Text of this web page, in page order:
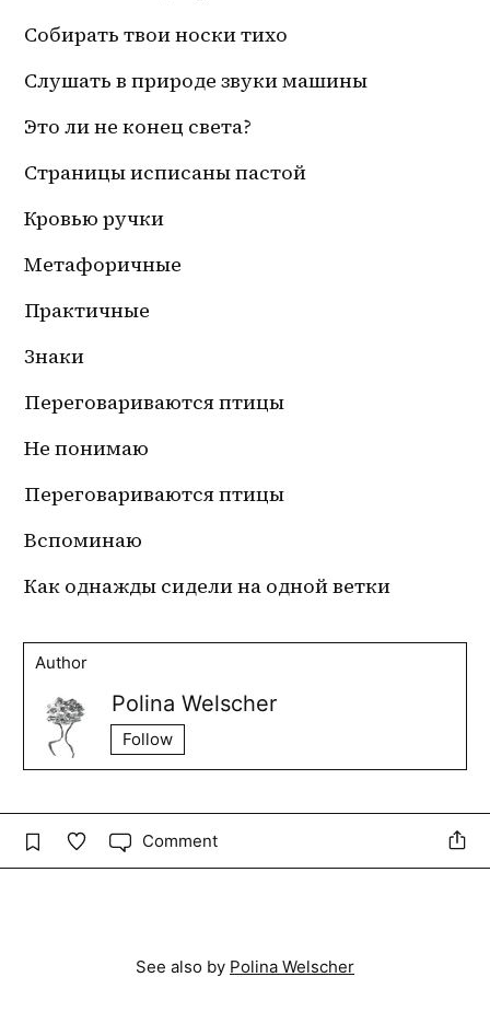
Собирать твои носки тихо
Слушать в природе звуки машины
Это ли не конец света?
Страницы исписаны пастой
Кровью ручки
Метафоричные
Практичные
Знаки
Переговариваются птицы
Не понимаю
Переговариваются птицы
Вспоминаю
Как однажды сидели на одной ветки
Author
Polina Welscher
Follow
Comment
See also by Polina Welscher